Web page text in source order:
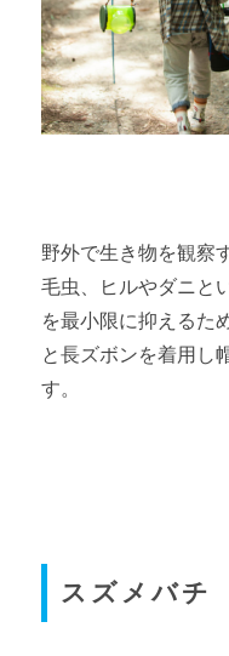
野外で生き物を観察
毛虫、ヒルやダニと
を最小限に抑えるた
と長ズボンを着用し
す。
スズメバチ